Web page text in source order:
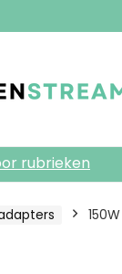
rubrieken